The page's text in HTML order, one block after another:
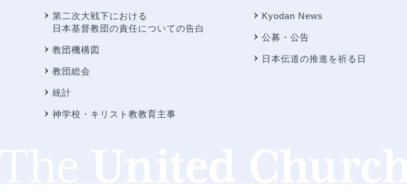
第二次大戦下における
日本基督教団の責任についての告白
教団機構図
教団総会
統計
神学校・キリスト教教育主事
Kyodan News
公募・公告
日本伝道の推進を祈る日